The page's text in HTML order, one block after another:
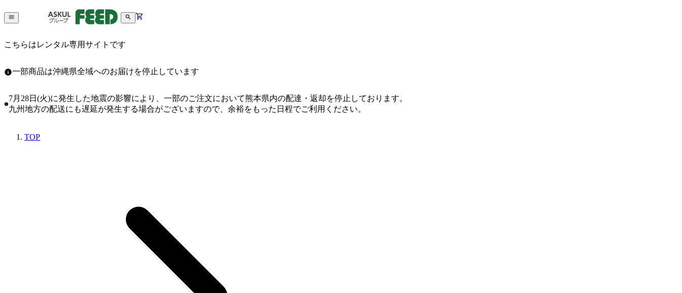
こちらはレンタル専用サイトです
一部商品は沖縄県全域へのお届けを停止しています
7月28日(火)に発生した地震の影響により、一部のご注文において熊本県内の配達・返却を停止しております。
九州地方の配送にも遅延が発生する場合がございますので、余裕をもった日程でご利用ください。
TOP